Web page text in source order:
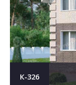
К-326